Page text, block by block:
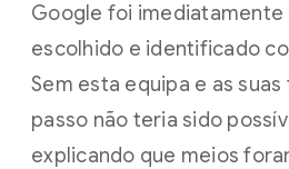
Google foi
escolhido e identificado
Sem esta equipa e as
passo não teria sido
explicando que meios